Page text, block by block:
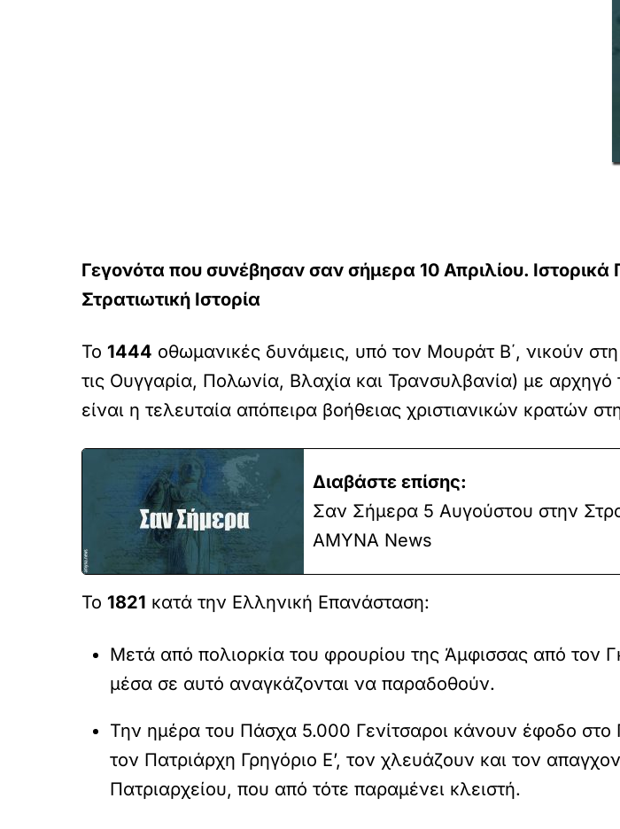
Γεγονότα που συνέβησαν σαν σήμερα 10 Απριλίου. Ιστορικά
Στρατιωτική Ιστορία
Το 1444 οθωμανικές δυνάμεις, υπό τον Μουράτ Β΄, νικούν
τις Ουγγαρία, Πολωνία, Βλαχία και Τρανσυλβανία) με
είναι η τελευταία απόπειρα βοήθειας χριστιανικών κρατών
Διαβάστε επίσης:
Σαν Σήμερα 5 Αυγούστου στην
ΑΜΥΝΑ News
Το 1821 κατά την Ελληνική Επανάσταση:
Μετά από πολιορκία του φρουρίου της Άμφισσας από τον
μέσα σε αυτό αναγκάζονται να παραδοθούν.
Την ημέρα του Πάσχα 5.000 Γενίτσαροι κάνουν έφοδο
τον Πατριάρχη Γρηγόριο Ε’, τον χλευάζουν και τον
Πατριαρχείου, που από τότε παραμένει κλειστή.